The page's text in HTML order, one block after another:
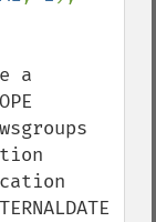
a